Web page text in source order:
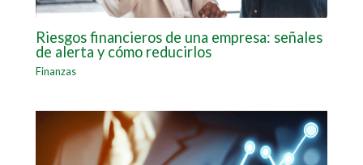
Riesgos financieros de una empresa: señales
de alerta y cómo reducirlos
Finanzas